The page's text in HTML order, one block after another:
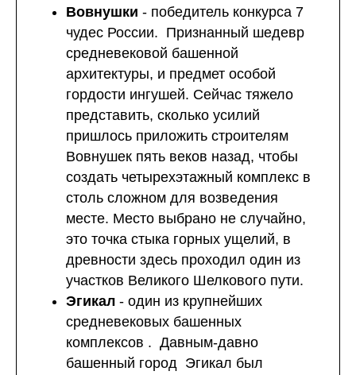
Вовнушки - победитель конкурса 7
чудес России. Признанный шедевр
средневековой башенной
архитектуры, и предмет особой
гордости ингушей. Сейчас тяжело
представить, сколько усилий
пришлось приложить строителям
Вовнушек пять веков назад, чтобы
создать четырехэтажный комплекс в
столь сложном для возведения
месте. Место выбрано не случайно,
это точка стыка горных ущелий, в
древности здесь проходил один из
участков Великого Шелкового пути.
Эгикал - один из крупнейших
средневековых башенных
комплексов . Давным-давно
башенный город Эгикал был